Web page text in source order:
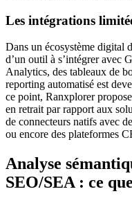
Les intégrations
Dans un écosystème digital
d’un outil à s’intégrer avec
Analytics, des tableaux de
reporting automatisé est
ce point, Ranxplorer
en retrait par rapport aux
de connecteurs natifs avec
ou encore des plateformes
Analyse
SEO/SEA : ce